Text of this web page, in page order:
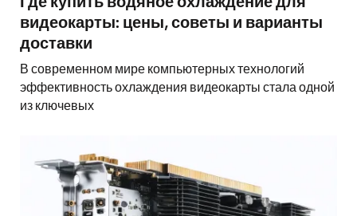
видеокарты: цены, советы и варианты
доставки
В современном мире компьютерных технологий
эффективность охлаждения видеокарты стала одной
из ключевых